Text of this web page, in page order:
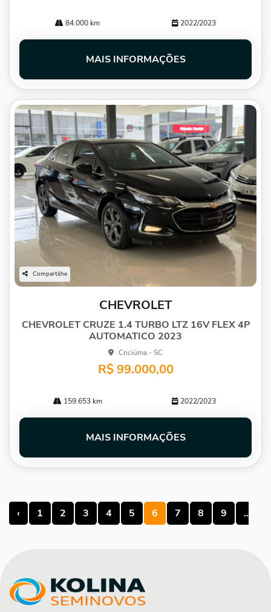
84.000 km 2022/2023
MAIS INFORMAÇÕES
Compartilhe
CHEVROLET
CHEVROLET CRUZE 1.4 TURBO LTZ 16V FLEX 4P
AUTOMATICO 2023
Criciúma - SC
R$ 99.000,00
159.653 km 2022/2023
MAIS INFORMAÇÕES
‹ 1 2 3 4 5 6 7 8 9 ...